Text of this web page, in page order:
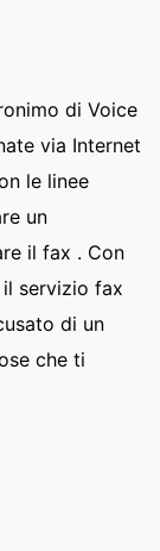
di Voice
via Internet
le linee
un
il fax . Con
servizio fax
di un
che ti